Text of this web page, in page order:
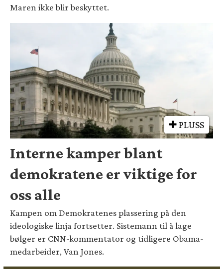
Maren ikke blir beskyttet.
PLUSS
Interne kamper blant
demokratene er viktige for
oss alle
Kampen om Demokratenes plassering på den
ideologiske linja fortsetter. Sistemann til å lage
bølger er CNN-kommentator og tidligere Obama-
medarbeider, Van Jones.